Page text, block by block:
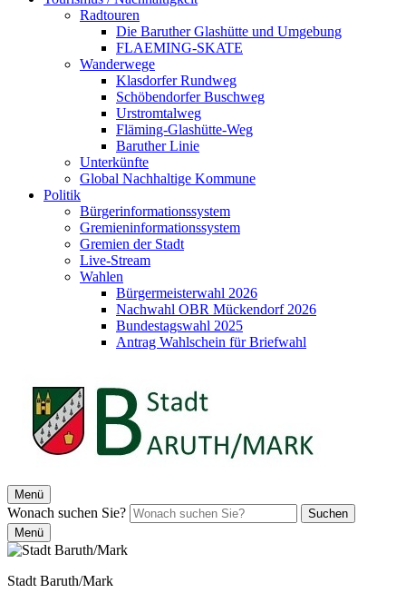
Radtouren
Die Baruther Glashütte und Umgebung
FLAEMING-SKATE
Wanderwege
Klasdorfer Rundweg
Schöbendorfer Buschweg
Urstromtalweg
Fläming-Glashütte-Weg
Baruther Linie
Unterkünfte
Global Nachhaltige Kommune
Politik
Bürgerinformationssystem
Gremieninformationssystem
Gremien der Stadt
Live-Stream
Wahlen
Bürgermeisterwahl 2026
Nachwahl OBR Mückendorf 2026
Bundestagswahl 2025
Antrag Wahlschein für Briefwahl
Menü
Wonach suchen Sie?
Suchen
Menü
Stadt Baruth/Mark